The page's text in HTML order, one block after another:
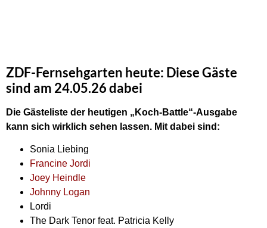
ZDF-Fernsehgarten heute: Diese Gäste
sind am 24.05.26 dabei
Die Gästeliste der heutigen „Koch-Battle“-Ausgabe
kann sich wirklich sehen lassen. Mit dabei sind:
Sonia Liebing
Francine Jordi
Joey Heindle
Johnny Logan
Lordi
The Dark Tenor feat. Patricia Kelly